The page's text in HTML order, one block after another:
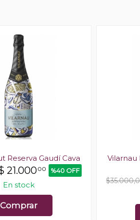
Reserva Gaudí Cava
21.00000 %40 OFF
En stock
Comprar
Vilarnau